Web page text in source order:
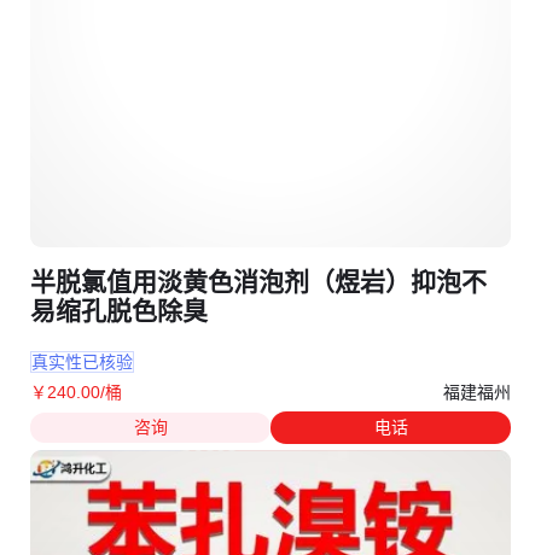
半脱氯值用淡黄色消泡剂（煜岩）抑泡不
易缩孔脱色除臭
真实性已核验
￥ 240 .00/桶
福建福州
咨询
电话